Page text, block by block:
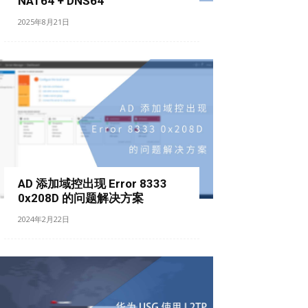
2025年8月21日
AD 添加域控出现 Error 8333
0x208D 的问题解决方案
2024年2月22日